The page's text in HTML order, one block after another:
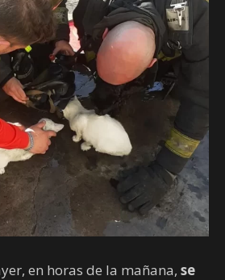
en horas de la mañana, se